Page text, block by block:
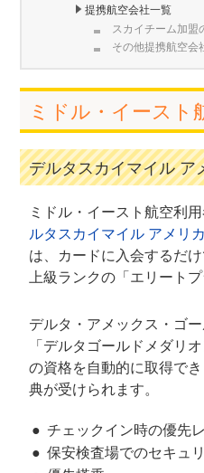
提携航空会社一覧
スカイチーム加盟
その他提携航空会
ミドル・イースト
デルタスカイマイル ア
ミドル・イースト航空利
ルタスカイマイル アメリ
は、カードに入会するだ
上級ランクの「エリート
デルタ・アメックス・ゴ
「デルタゴールドメダリ
の資格を自動的に取得で
典が受けられます。
チェックイン時の優先
保安検査場でのセキュ